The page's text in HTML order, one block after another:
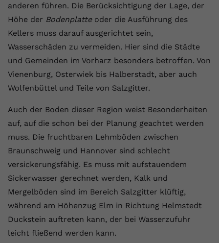
anderen führen. Die Berücksichtigung der Lage, der
Höhe der Bodenplatteoder die Ausführung des
Kellers muss darauf ausgerichtet sein,
Wasserschäden zu vermeiden. Hier sind die Städte
und Gemeinden im Vorharz besonders betroffen. Von
Vienenburg, Osterwiek bis Halberstadt, aber auch
Wolfenbüttel und Teile von Salzgitter.
Auch der Boden dieser Region weist Besonderheiten
auf, auf die schon bei der Planung geachtet werden
muss. Die fruchtbaren Lehmböden zwischen
Braunschweig und Hannover sind schlecht
versickerungsfähig. Es muss mit aufstauendem
Sickerwasser gerechnet werden, Kalk und
Mergelböden sind im Bereich Salzgitter klüftig,
während am Höhenzug Elm in Richtung Helmstedt
Duckstein auftreten kann, der bei Wasserzufuhr
leicht fließend werden kann.